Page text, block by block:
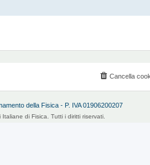
Cancella
della Fisica - P. IVA 01906200207
di Fisica. Tutti i diritti riservati.